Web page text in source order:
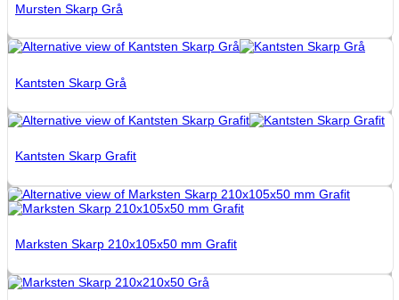
Mursten Skarp Grå
Kantsten Skarp Grå
Kantsten Skarp Grafit
Marksten Skarp 210x105x50 mm Grafit